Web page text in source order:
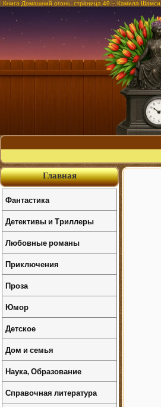
Книга Домашний огонь, страница 49 – Камила Шамси
Главная
Фантастика
Детективы и Триллеры
Любовные романы
Приключения
Проза
Юмор
Детское
Дом и семья
Наука, Образование
Справочная литература